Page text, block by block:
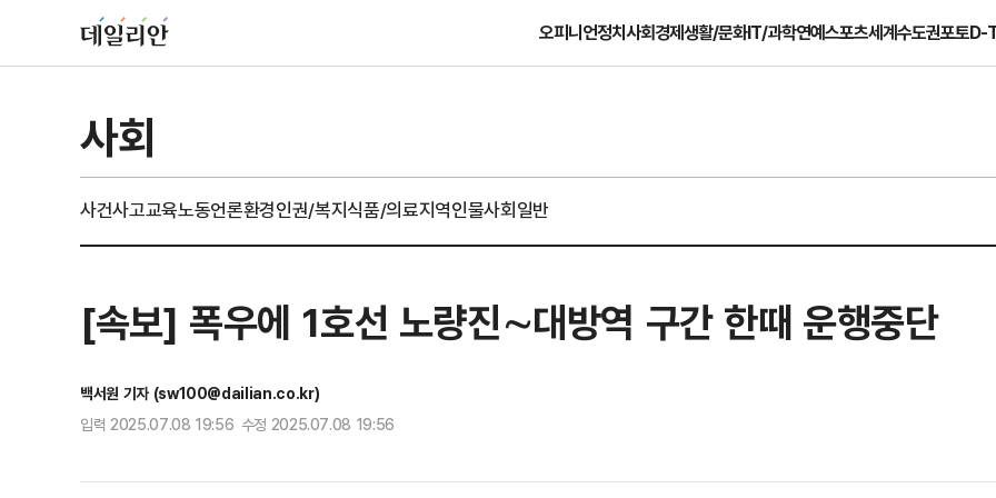
오피니언정치사회경제생활/문화IT/과학연예스포츠세계수도권포토D-
사회
사건사고교육노동언론환경인권/복지식품/의료지역인물사회일반
[속보] 폭우에 1호선 노량진∼대방역 구간 한때 운행중단
백서원 기자 (sw100@dailian.co.kr)
입력 2025.07.08 19:56 수정 2025.07.08 19:56